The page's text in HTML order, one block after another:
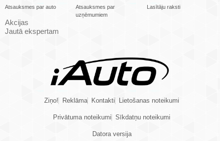
Atsauksmes par auto
Atsauksmes par
uzņēmumiem
Lasītāju raksti
Akcijas
Jautā ekspertam
Ziņo! Reklāma Kontakti Lietošanas noteikumi
Privātuma noteikumi Sīkdatņu noteikumi
Datora versija